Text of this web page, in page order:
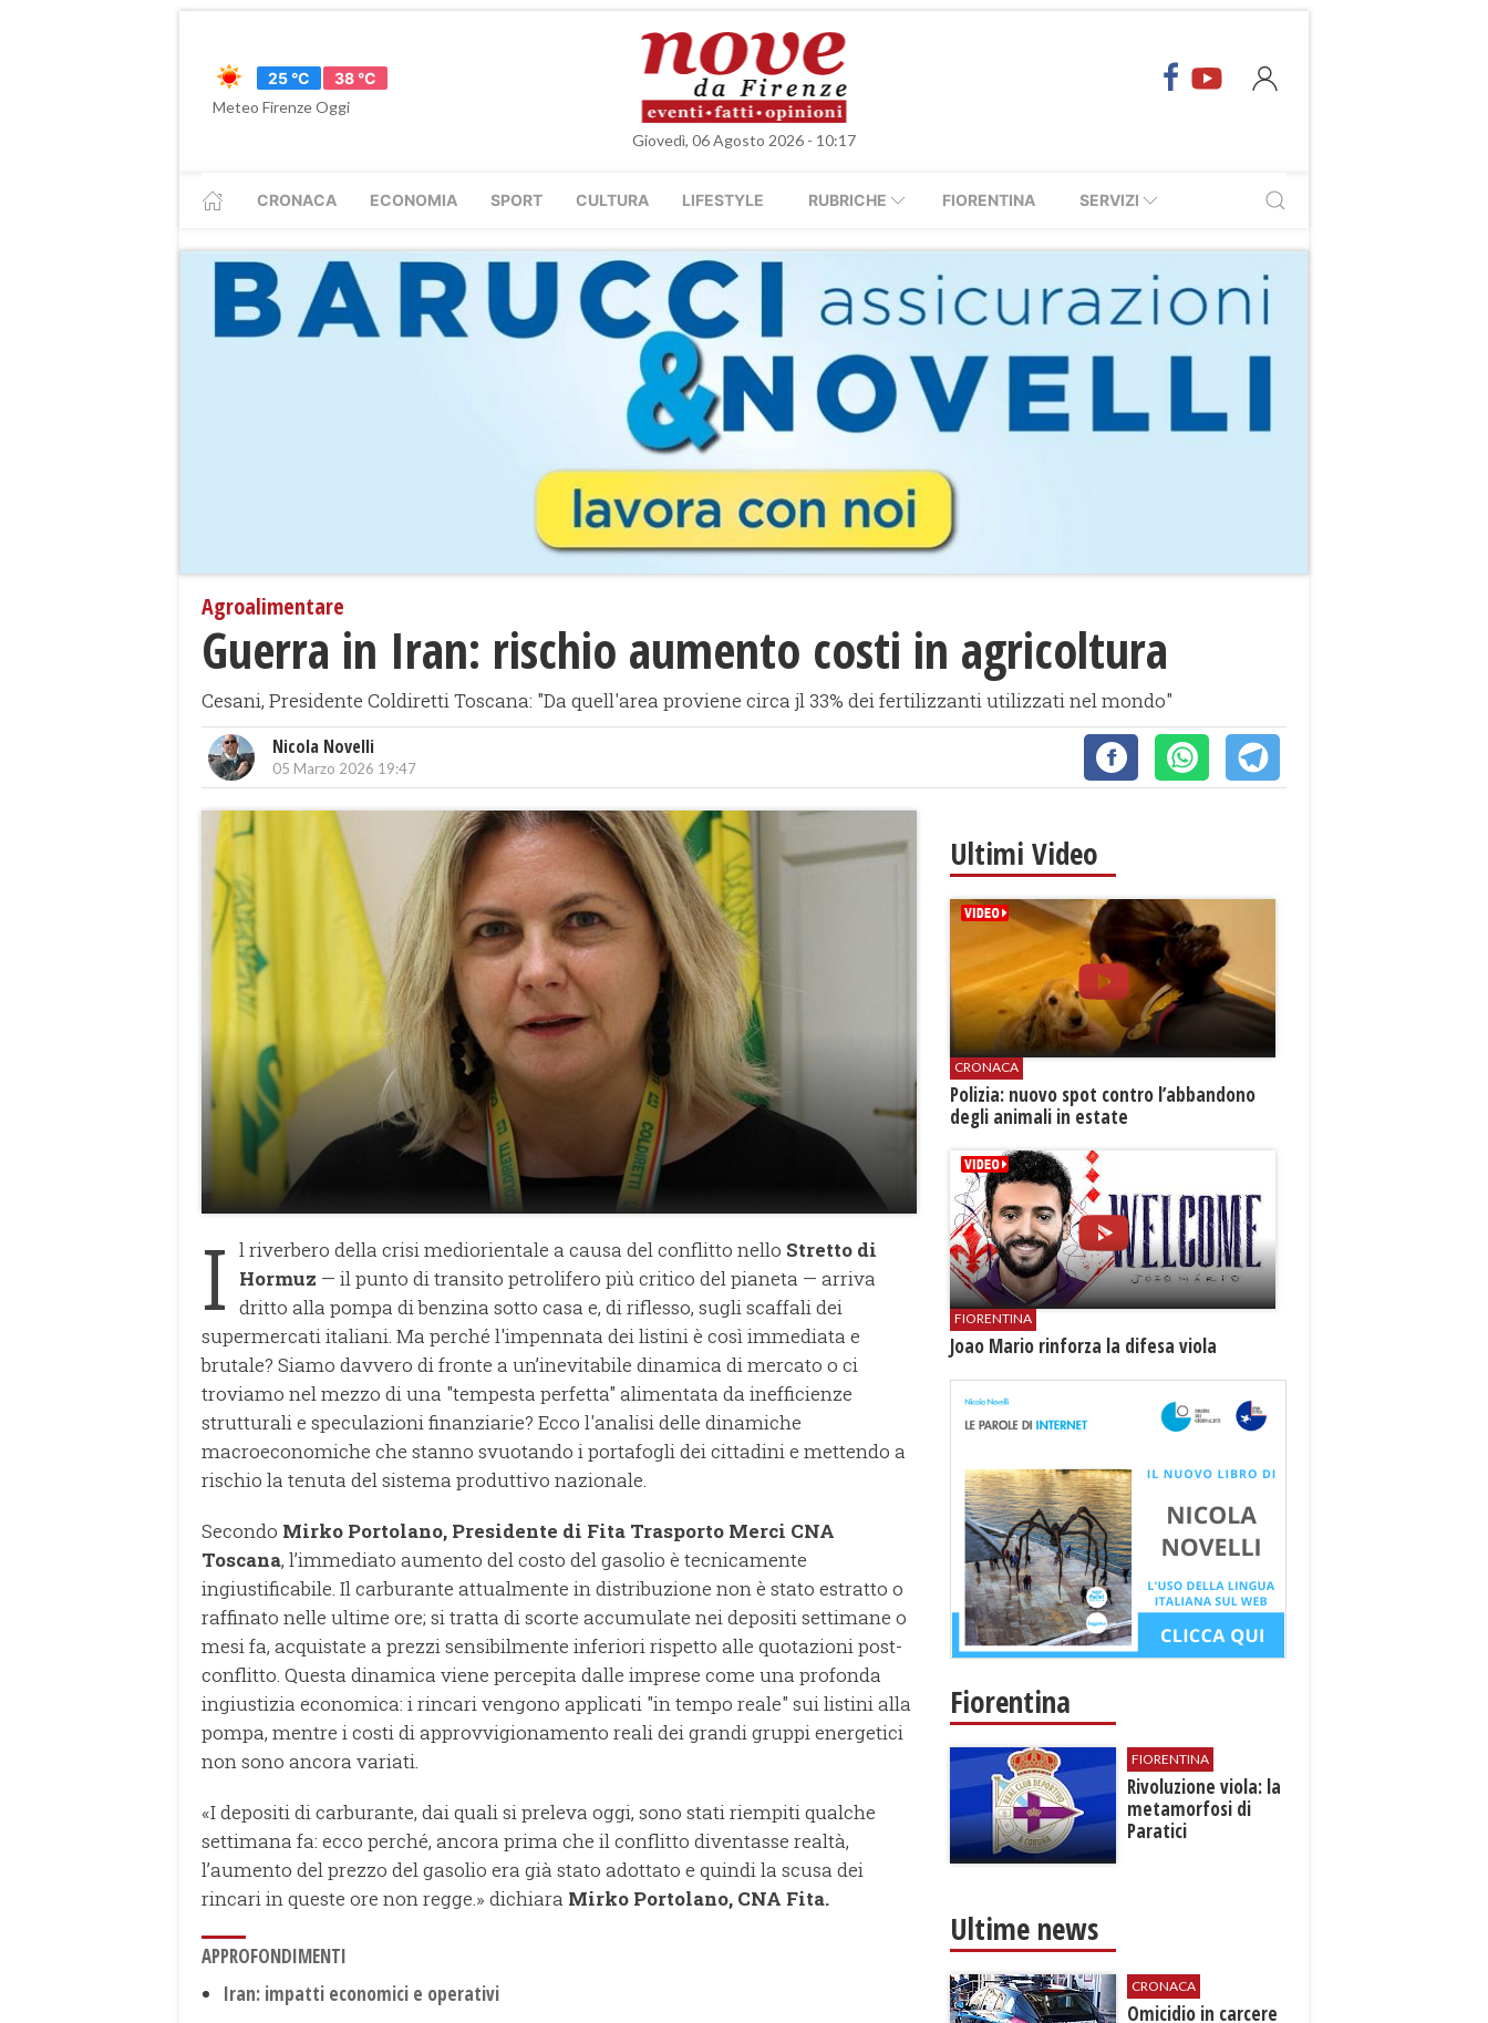
25 °C
38 °C
Meteo Firenze Oggi
Giovedì, 06 Agosto 2026 - 10:17
CRONACA ECONOMIA SPORT CULTURA LIFESTYLE RUBRICHE FIORENTINA SERVIZI
Agroalimentare
Guerra in Iran: rischio aumento costi in agricoltura
Cesani, Presidente Coldiretti Toscana: "Da quell'area proviene circa jl 33% dei fertilizzanti utilizzati nel mondo"
Nicola Novelli
05 Marzo 2026 19:47
I l riverbero della crisi mediorientale a causa del conflitto nello Stretto di
Hormuz — il punto di transito petrolifero più critico del pianeta — arriva
dritto alla pompa di benzina sotto casa e, di riflesso, sugli scaffali dei
supermercati italiani. Ma perché l'impennata dei listini è così immediata e
brutale? Siamo davvero di fronte a un’inevitabile dinamica di mercato o ci
troviamo nel mezzo di una "tempesta perfetta" alimentata da inefficienze
strutturali e speculazioni finanziarie? Ecco l'analisi delle dinamiche
macroeconomiche che stanno svuotando i portafogli dei cittadini e mettendo a
rischio la tenuta del sistema produttivo nazionale.
Secondo Mirko Portolano, Presidente di Fita Trasporto Merci CNA
Toscana, l’immediato aumento del costo del gasolio è tecnicamente
ingiustificabile. Il carburante attualmente in distribuzione non è stato estratto o
raffinato nelle ultime ore; si tratta di scorte accumulate nei depositi settimane o
mesi fa, acquistate a prezzi sensibilmente inferiori rispetto alle quotazioni post-
conflitto. Questa dinamica viene percepita dalle imprese come una profonda
ingiustizia economica: i rincari vengono applicati "in tempo reale" sui listini alla
pompa, mentre i costi di approvvigionamento reali dei grandi gruppi energetici
non sono ancora variati.
«I depositi di carburante, dai quali si preleva oggi, sono stati riempiti qualche
settimana fa: ecco perché, ancora prima che il conflitto diventasse realtà,
l’aumento del prezzo del gasolio era già stato adottato e quindi la scusa dei
rincari in queste ore non regge.» dichiara Mirko Portolano, CNA Fita.
APPROFONDIMENTI
Iran: impatti economici e operativi
Ultimi Video
CRONACA
Polizia: nuovo spot contro l’abbandono
degli animali in estate
FIORENTINA
Joao Mario rinforza la difesa viola
Fiorentina
FIORENTINA
​Rivoluzione viola: la
metamorfosi di
Paratici
Ultime news
CRONACA
Omicidio in carcere